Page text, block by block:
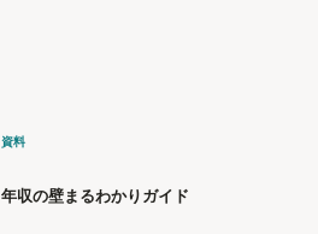
資料
年収の壁まるわかりガイド